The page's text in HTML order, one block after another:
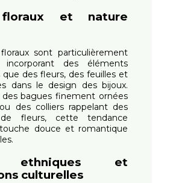
et nature
sont particulièrement
des éléments
des fleurs, des feuilles et
dans le design des bijoux.
bagues finement ornées
des colliers rappelant des
de fleurs, cette tendance
douce et romantique
ethniques et
culturelles